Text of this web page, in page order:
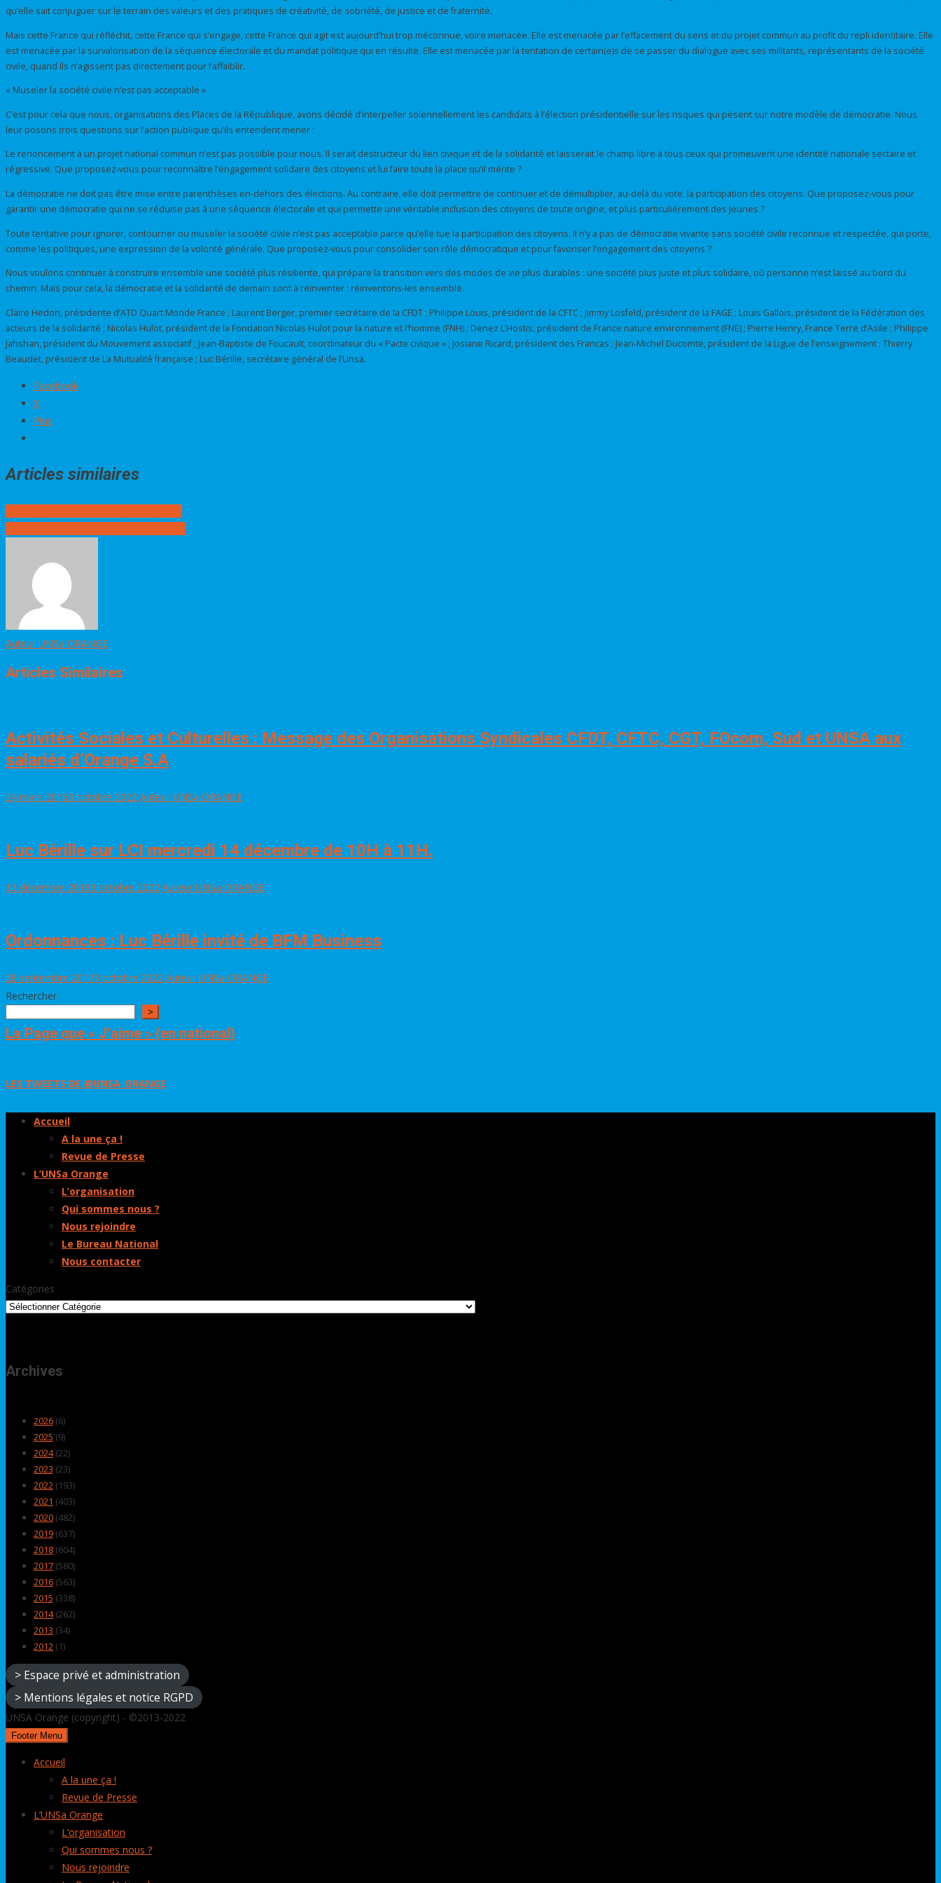
qu’elle sait conjuguer sur le terrain des valeurs et des pratiques de créativité, de sobriété, de justice et de fraternité.
Mais cette France qui réfléchit, cette France qui s’engage, cette France qui agit est aujourd’hui trop méconnue, voire menacée. Elle est menacée par l’effacement du sens et du projet commun au profit du repli identitaire. Elle
est menacée par la survalorisation de la séquence électorale et du mandat politique qui en résulte. Elle est menacée par la tentation de certain(e)s de se passer du dialogue avec ses militants, représentants de la société
civile, quand ils n’agissent pas directement pour l’affaiblir.
« Museler la société civile n’est pas acceptable »
C’est pour cela que nous, organisations des Places de la République, avons décidé d’interpeller solennellement les candidats à l’élection présidentielle sur les risques qui pèsent sur notre modèle de démocratie. Nous
leur posons trois questions sur l’action publique qu’ils entendent mener :
Le renoncement à un projet national commun n’est pas possible pour nous. Il serait destructeur du lien civique et de la solidarité et laisserait le champ libre à tous ceux qui promeuvent une identité nationale sectaire et
régressive. Que proposez-vous pour reconnaître l’engagement solidaire des citoyens et lui faire toute la place qu’il mérite ?
La démocratie ne doit pas être mise entre parenthèses en-dehors des élections. Au contraire, elle doit permettre de continuer et de démultiplier, au-delà du vote, la participation des citoyens. Que proposez-vous pour
garantir une démocratie qui ne se réduise pas à une séquence électorale et qui permette une véritable inclusion des citoyens de toute origine, et plus particulièrement des jeunes ?
Toute tentative pour ignorer, contourner ou museler la société civile n’est pas acceptable parce qu’elle tue la participation des citoyens. Il n’y a pas de démocratie vivante sans société civile reconnue et respectée, qui porte,
comme les politiques, une expression de la volonté générale. Que proposez-vous pour consolider son rôle démocratique et pour favoriser l’engagement des citoyens ?
Nous voulons continuer à construire ensemble une société plus résiliente, qui prépare la transition vers des modes de vie plus durables : une société plus juste et plus solidaire, où personne n’est laissé au bord du
chemin. Mais pour cela, la démocratie et la solidarité de demain sont à réinventer : réinventons-les ensemble.
Claire Hedon, présidente d’ATD Quart Monde France ; Laurent Berger, premier secrétaire de la CFDT ; Philippe Louis, président de la CFTC ; Jimmy Losfeld, président de la FAGE ; Louis Gallois, président de la Fédération des
acteurs de la solidarité ; Nicolas Hulot, président de la Fondation Nicolas Hulot pour la nature et l’homme (FNH) ; Denez L’Hostis, président de France nature environnement (FNE) ; Pierre Henry, France Terre d’Asile ; Philippe
Jahshan, président du Mouvement associatif ; Jean-Baptiste de Foucault, coordinateur du « Pacte civique » ; Josiane Ricard, président des Francas ; Jean-Michel Ducomte, président de la Ligue de l’enseignement ; Thierry
Beaudet, président de La Mutualité française ; Luc Bérille, secrétaire général de l’Unsa.
Facebook
X
Plus
Articles similaires
Auteur UNSa ORANGE
Articles Similaires
Activités Sociales et Culturelles : Message des Organisations Syndicales CFDT, CFTC, CGT, FOcom, Sud et UNSA aux
salariés d’Orange S.A
24 mars 20163 octobre 2022 Auteur UNSa ORANGE
Luc Bérille sur LCI mercredi 14 décembre de 10H à 11H.
13 décembre 20163 octobre 2022 Auteur UNSa ORANGE
Ordonnances : Luc Bérille invité de BFM Business
28 septembre 20173 octobre 2022 Auteur UNSa ORANGE
Rechercher
>
La Page que « J’aime » (en national)
LES TWEETS DE @UNSA_ORANGE
Accueil
A la une ça !
Revue de Presse
L’UNSa Orange
L’organisation
Qui sommes nous ?
Nous rejoindre
Le Bureau National
Nous contacter
Catégories
Archives
2026 (6)
2025 (9)
2024(22)
2023 (23)
2022 (193)
2021 (403)
2020 (482)
2019 (637)
2018 (604)
2017 (580)
2016 (563)
2015 (338)
2014(262)
2013 (34)
2012 (1)
> Espace privé et administration
> Mentions légales et notice RGPD
UNSA Orange (copyright) - ©2013-2022
Footer Menu
Accueil
A la une ça !
Revue de Presse
L’UNSa Orange
L’organisation
Qui sommes nous ?
Nous rejoindre